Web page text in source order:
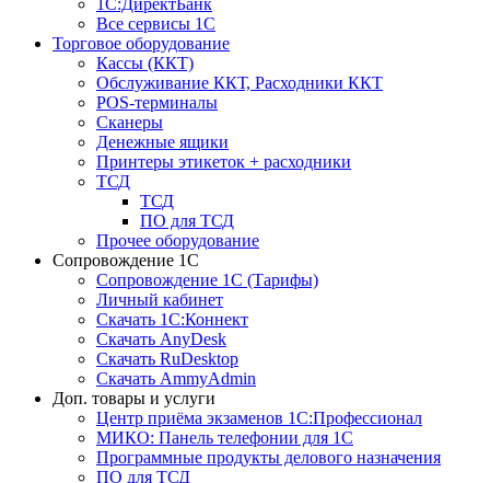
1С:ДиректБанк
Все сервисы 1С
Торговое оборудование
Кассы (ККТ)
Обслуживание ККТ, Расходники ККТ
POS-терминалы
Сканеры
Денежные ящики
Принтеры этикеток + расходники
ТСД
ТСД
ПО для ТСД
Прочее оборудование
Сопровождение 1С
Сопровождение 1С (Тарифы)
Личный кабинет
Скачать 1С:Коннект
Скачать AnyDesk
Скачать RuDesktop
Скачать AmmyAdmin
Доп. товары и услуги
Центр приёма экзаменов 1С:Профессионал
МИКО: Панель телефонии для 1С
Программные продукты делового назначения
ПО для ТСД